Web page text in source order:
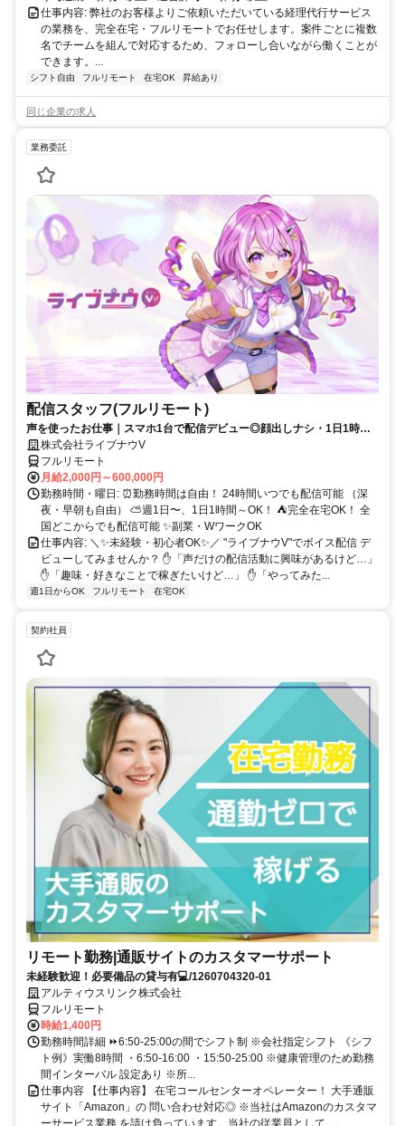
仕事内容: 弊社のお客様よりご依頼いただいている経理代行サービス
の業務を、完全在宅・フルリモートでお任せします。案件ごとに複数
名でチームを組んで対応するため、フォローし合いながら働くことが
できます。...
シフト自由 フルリモート 在宅OK 昇給あり
同じ企業の求人
業務委託
配信スタッフ(フルリモート)
声を使ったお仕事｜スマホ1台で配信デビュー◎顔出しナシ・1日1時間
～OK♪
株式会社ライブナウV
フルリモート
月給2,000円～600,000円
勤務時間・曜日: ⏰勤務時間は自由！ 24時間いつでも配信可能 （深
夜・早朝も自由） ⛅週1日〜、1日1時間～OK！ ⛺完全在宅OK！ 全
国どこからでも配信可能 ✨副業・WワークOK
仕事内容: ＼✨未経験・初心者OK✨／ "ライブナウV"でボイス配信 デ
ビューしてみませんか？ ✋「声だけの配信活動に興味があるけど…」
✋「趣味・好きなことで稼ぎたいけど…」 ✋「やってみた...
週1日からOK フルリモート 在宅OK
契約社員
リモート勤務|通販サイトのカスタマーサポート
未経験歓迎！必要備品の貸与有💻/1260704320-01
アルティウスリンク株式会社
フルリモート
時給1,400円
勤務時間詳細 ⏩6:50-25:00の間でシフト制 ※会社指定シフト 《シフ
ト例》実働8時間 ・6:50-16:00 ・15:50-25:00 ※健康管理のため勤務
間インターバル 設定あり ※所...
仕事内容 【仕事内容】 在宅コールセンターオペレーター！ 大手通販
サイト「Amazon」の 問い合わせ対応◎ ※当社はAmazonのカスタマ
ーサービス業務 を請け負っています。当社の従業員として ...